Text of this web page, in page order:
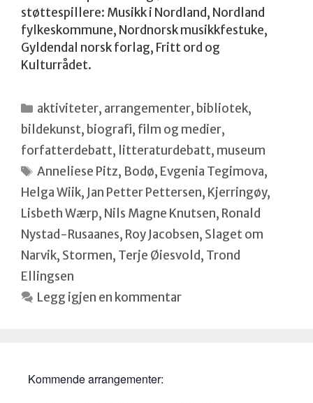
støttespillere: Musikk i Nordland, Nordland
fylkeskommune, Nordnorsk musikkfestuke,
Gyldendal norsk forlag, Fritt ord og
Kulturrådet.
Kategorier
aktiviteter, arrangementer, bibliotek,
bildekunst, biografi, film og medier,
forfatterdebatt, litteraturdebatt, museum
Stikkord
Anneliese Pitz, Bodø, Evgenia Tegimova,
Helga Wiik, Jan Petter Pettersen, Kjerringøy,
Lisbeth Wærp, Nils Magne Knutsen, Ronald
Nystad-Rusaanes, Roy Jacobsen, Slaget om
Narvik, Stormen, Terje Øiesvold, Trond
Ellingsen
Legg igjen en kommentar
Kommende arrangementer: